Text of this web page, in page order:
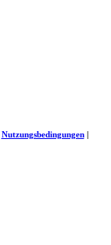
Nutzungsbedingungen|